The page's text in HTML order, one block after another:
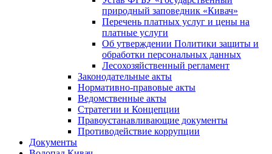
природный заповедник «Кивач»
Перечень платных услуг и цены на
платные услуги
Об утверждении Политики защиты и
обработки персональных данных
Лесохозяйственный регламент
Законодательные акты
Нормативно-правовые акты
Ведомственные акты
Стратегии и Концепции
Правоустанавливающие документы
Противодействие коррупции
Документы